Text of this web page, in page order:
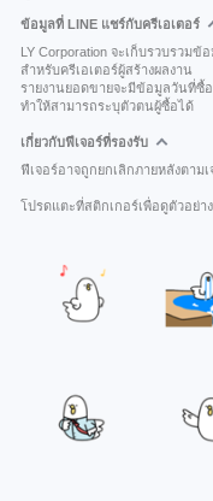
ข้อมูลที่ LINE แชร์กับครีเอเตอร์
LY Corporation จะเก็บรวบรวม
สำหรับครีเอเตอร์ผู้สร้างผลงาน
รายงานยอดขายจะมีข้อมูลวันที่ซื้
ทำให้สามารถระบุตัวตนผู้ซื้อได้
เกี่ยวกับฟีเจอร์ที่รองรับ
ฟีเจอร์อาจถูกยกเลิกภายหลังตาม
โปรดแตะที่สติกเกอร์เพื่อดูตัวอย่าง